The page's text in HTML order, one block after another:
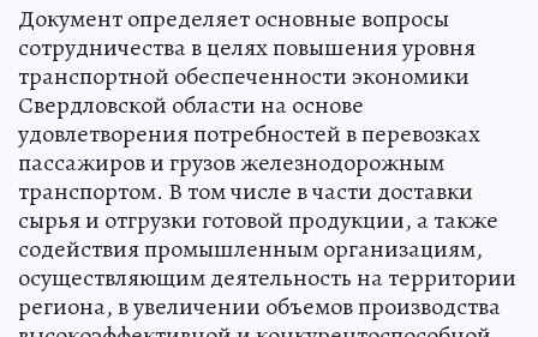
Документ определяет основные вопросы
сотрудничества в целях повышения уровня
транспортной обеспеченности экономики
Свердловской области на основе
удовлетворения потребностей в перевозках
пассажиров и грузов железнодорожным
транспортом. В том числе в части доставки
сырья и отгрузки готовой продукции, а также
содействия промышленным организациям,
осуществляющим деятельность на территории
региона, в увеличении объемов производства